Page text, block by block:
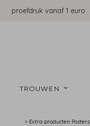
proefdruk vanaf 1 euro
TROUWEN
> Extra producten Posters